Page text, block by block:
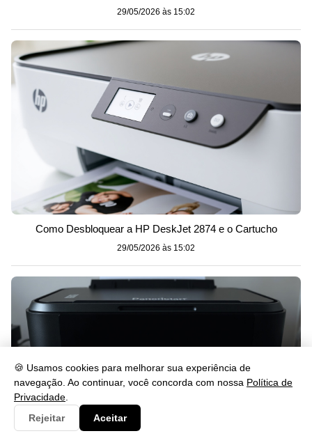
🍪 Usamos cookies para melhorar sua experiência de
navegação. Ao continuar, você concorda com nossa Política de
Privacidade
Rejeitar
Aceitar
29/05/2026 às 15:02
Como Desbloquear a HP DeskJet 2874 e o Cartucho
29/05/2026 às 15:02